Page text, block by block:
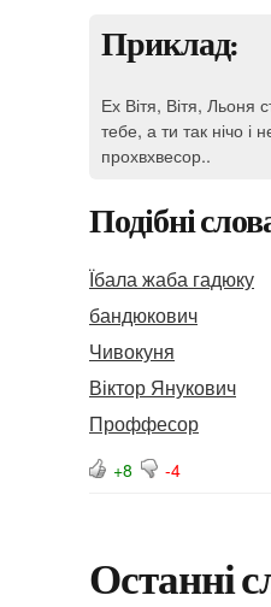
Приклад:
Ех Вітя, Вітя, Льоня
тебе, а ти так нічо і
прохвхвесор..
Подібні
Їбала жаба гадюку
бандюкович
Чивокуня
Віктор Янукович
Проффесор
+8 -4
Останні